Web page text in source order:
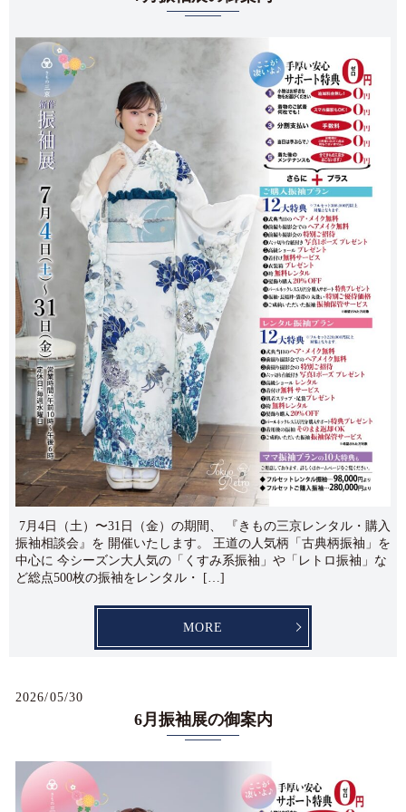
7月4日（土）〜31日（金）の期間、 『きもの三京レンタル・購入
振袖相談会』を 開催いたします。 王道の人気柄「古典柄振袖」を
中心に 今シーズン大人気の「くすみ系振袖」や「レトロ振袖」な
ど総点500枚の振袖をレンタル・ […]
MORE
2026/05/30
6月振袖展の御案内